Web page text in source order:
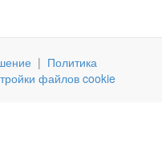
| Политика
файлов cookie